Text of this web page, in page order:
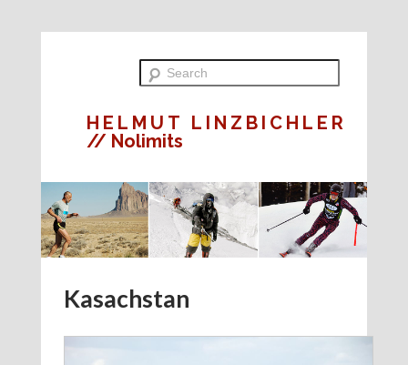
HELMUT LINZBICHLER
// Nolimits
Kasachstan